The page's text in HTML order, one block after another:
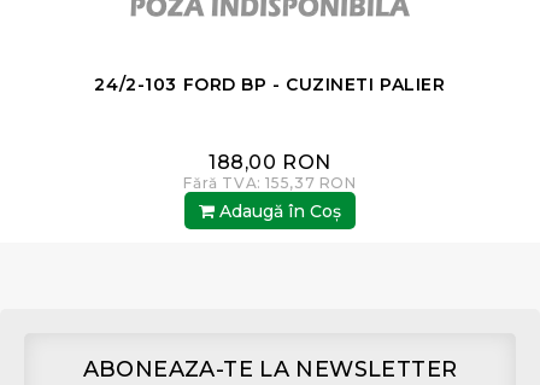
24/2-103 FORD BP - CUZINETI PALIER
188,00 RON
Fără TVA: 155,37 RON
Adaugă în Coş
ABONEAZA-TE LA NEWSLETTER